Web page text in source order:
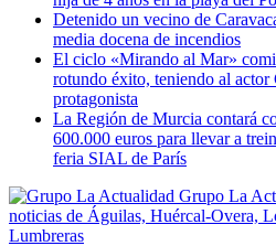
Detenido un vecino de
media docena de incendios
El ciclo «Mirando al Mar»
rotundo éxito, teniendo al
protagonista
La Región de Murcia contará
600.000 euros para llevar a
feria SIAL de París
Grupo La
noticias de Águilas, Huércal-Overa,
Lumbreras